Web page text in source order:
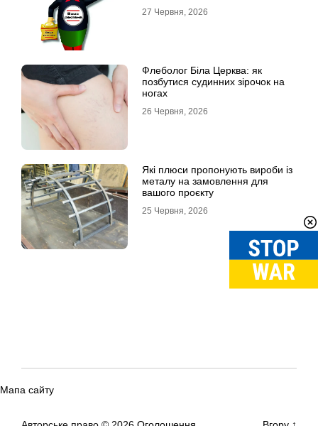
27 Червня, 2026
Флеболог Біла Церква: як
позбутися судинних зірочок на
ногах
26 Червня, 2026
Які плюси пропонують вироби із
металу на замовлення для
вашого проєкту
25 Червня, 2026
Мапа сайту